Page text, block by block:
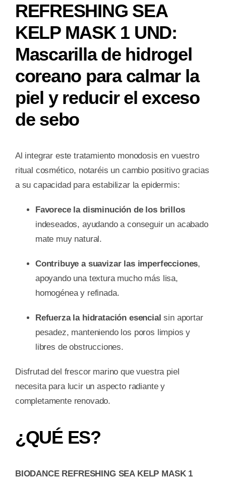
REFRESHING SEA
KELP MASK 1 UND:
Mascarilla de hidrogel
coreano para calmar la
piel y reducir el exceso
de sebo
Al integrar este tratamiento monodosis en vuestro
ritual cosmético, notaréis un cambio positivo gracias
a su capacidad para estabilizar la epidermis:
Favorece la disminución de los brillos
indeseados, ayudando a conseguir un acabado
mate muy natural.
Contribuye a suavizar las imperfecciones,
apoyando una textura mucho más lisa,
homogénea y refinada.
Refuerza la hidratación esencial sin aportar
pesadez, manteniendo los poros limpios y
libres de obstrucciones.
Disfrutad del frescor marino que vuestra piel
necesita para lucir un aspecto radiante y
completamente renovado.
¿QUÉ ES?
BIODANCE REFRESHING SEA KELP MASK 1